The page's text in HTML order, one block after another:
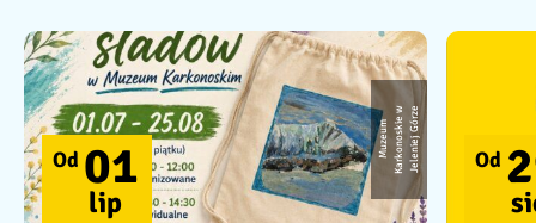
M
u
z
e
u
m
K
a
r
k
o
n
o
s
ki
ew
J
e
l
e
ni
e
j
G
ó
r
z e
Od 01
lip
Od